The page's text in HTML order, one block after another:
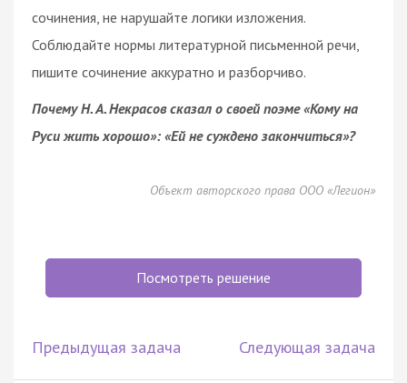
сочинения, не нарушайте логики изложения.
Соблюдайте нормы литературной письменной речи,
пишите сочинение аккуратно и разборчиво.
Почему Н. А. Некрасов сказал о своей поэме «Кому на
Руси жить хорошо»: «Ей не суждено закончиться»?
Объект авторского права ООО «Легион»
Посмотреть решение
Предыдущая задача Следующая задача